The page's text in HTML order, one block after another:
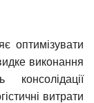
оптимізувати
виконання
витрати